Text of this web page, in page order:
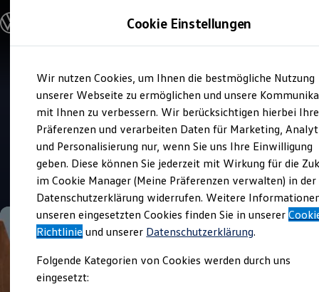
Hauptinhalt
springen
Footer
springen
Modelle und Konfigurator
Modelle vergleichen
Elektroautos
ENERGY Sondermodelle
Nutzfahrzeuge
SUV und CUV
Familienautos
Kombis
Kompaktwagen
Sportwagen
Schnell verfügbare Fahrzeuge
Angebote und Produkte
Aktuelle Angebote
E-Auto-Förderung
Volkswagen Marktplatz
Junge Gebrauchtwagen und Gebrauchtwagen
Volkswagen Zertifizierte Gebrauchtwagen
Verkauf und Service
Autohaus Ratzel
4.7 399 Bewertungen
Cookie Einstellungen
Wir nutzen Cookies, um Ihnen die bestmögliche Nutzung
unserer Webseite zu ermöglichen und unsere
mit Ihnen zu verbessern. Wir berücksichtigen hierbei Ihre
Präferenzen und verarbeiten Daten für Marketing,
und Personalisierung nur, wenn Sie uns Ihre Einwilligung
geben. Diese können Sie jederzeit mit Wirkung für die
im Cookie Manager (Meine Präferenzen verwalten) in der
Datenschutzerklärung widerrufen. Weitere
unseren eingesetzten Cookies finden Sie in unserer
Richtlinie und unserer Datenschutzerklärung.
Folgende Kategorien von Cookies werden durch uns
eingesetzt: